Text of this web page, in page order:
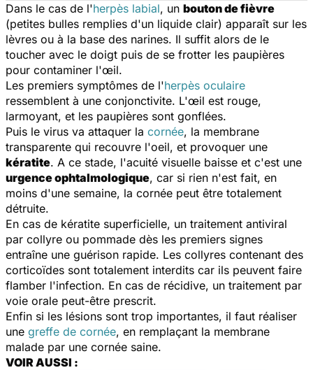
Dans le cas de l'herpès labial, un bouton de fièvre
(petites bulles remplies d'un liquide clair) apparaît sur les
lèvres ou à la base des narines. Il suffit alors de le
toucher avec le doigt puis de se frotter les paupières
pour contaminer l'œil.
Les premiers symptômes de l'herpès oculaire
ressemblent à une conjonctivite. L'œil est rouge,
larmoyant, et les paupières sont gonflées.
Puis le virus va attaquer la cornée, la membrane
transparente qui recouvre l'oeil, et provoquer une
kératite. A ce stade, l'acuité visuelle baisse et c'est une
urgence ophtalmologique, car si rien n'est fait, en
moins d'une semaine, la cornée peut être totalement
détruite.
En cas de kératite superficielle, un traitement antiviral
par collyre ou pommade dès les premiers signes
entraîne une guérison rapide. Les collyres contenant des
corticoïdes sont totalement interdits car ils peuvent faire
flamber l'infection. En cas de récidive, un traitement par
voie orale peut-être prescrit.
Enfin si les lésions sont trop importantes, il faut réaliser
une greffe de cornée, en remplaçant la membrane
malade par une cornée saine.
VOIR AUSSI :